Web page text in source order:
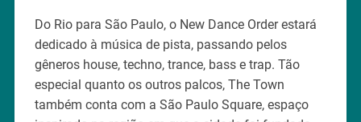
Do Rio para São Paulo, o New Dance Order estará
dedicado à música de pista, passando pelos
gêneros house, techno, trance, bass e trap. Tão
especial quanto os outros palcos, The Town
também conta com a São Paulo Square, espaço